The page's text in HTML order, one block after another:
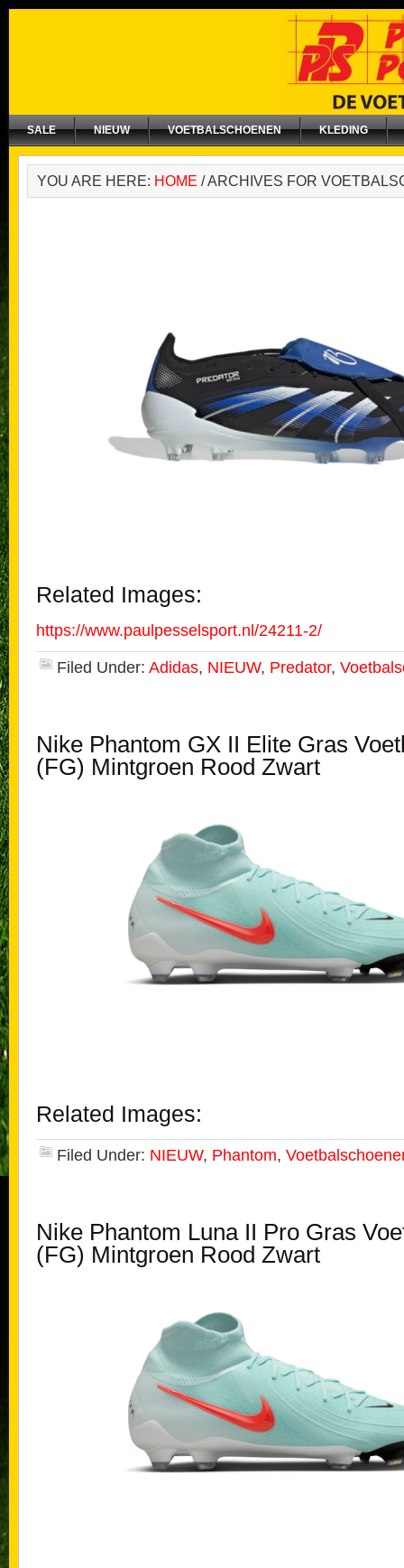
SALE NIEUW VOETBALSCHOENEN KLEDING
YOU ARE HERE: HOME /ARCHIVES FOR
Related Images:
https://www.paulpesselsport.nl/24211-2/
Filed Under: Adidas, NIEUW, Predator,
Nike Phantom GX II Elite Gras
(FG) Mintgroen Rood Zwart
Related Images:
Filed Under: NIEUW, Phantom,
Nike Phantom Luna II Pro Gras
(FG) Mintgroen Rood Zwart